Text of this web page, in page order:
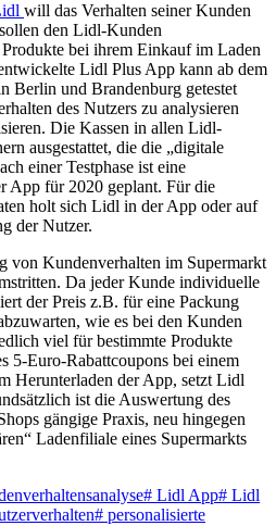
will das Verhalten seiner Kunden
den Lidl-Kunden
bei ihrem Einkauf im Laden
Lidl Plus App kann ab dem
Berlin und Brandenburg getestet
des Nutzers zu analysieren
Die Kassen in allen Lidl-
ausgestattet, die die „digitale
einer Testphase ist eine
App für 2020 geplant. Für die
holt sich Lidl in der App oder auf
der Nutzer.
von Kundenverhalten im Supermarkt
Da jeder Kunde individuelle
der Preis z.B. für eine Packung
wie es bei den Kunden
viel für bestimmte Produkte
5-Euro-Rabattcoupons bei einem
Herunterladen der App, setzt Lidl
ist die Auswertung des
gängige Praxis, neu hingegen
Ladenfiliale eines Supermarkts
# Lidl App# Lidl
# personalisierte